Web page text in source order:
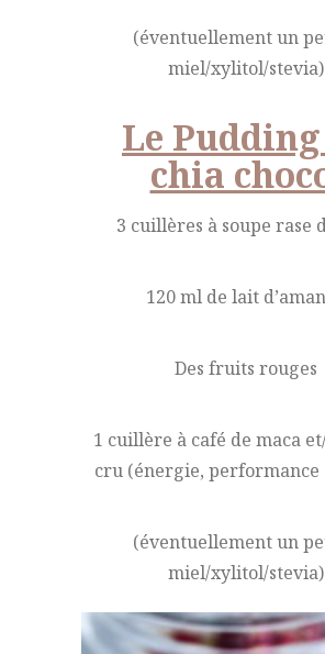
(éventuellement un
miel/xylitol/stevia)
Le
chia
3 cuillères à soupe rase
120 ml de lait
Des fruits rouges
1 cuillère à café de maca
cru (énergie, performance
(éventuellement un
miel/xylitol/stevia)